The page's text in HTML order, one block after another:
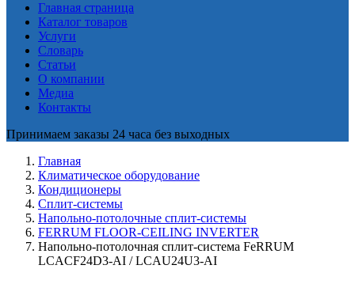
Главная страница
Каталог товаров
Услуги
Словарь
Статьи
О компании
Медиа
Контакты
Принимаем заказы 24 часа без выходных
Главная
Климатическое оборудование
Кондиционеры
Сплит-системы
Напольно-потолочные сплит-системы
FERRUM FLOOR-CEILING INVERTER
Напольно-потолочная сплит-система FeRRUM
LCACF24D3-AI / LCAU24U3-AI